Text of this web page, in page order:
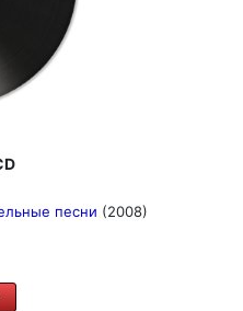
песни (2008)